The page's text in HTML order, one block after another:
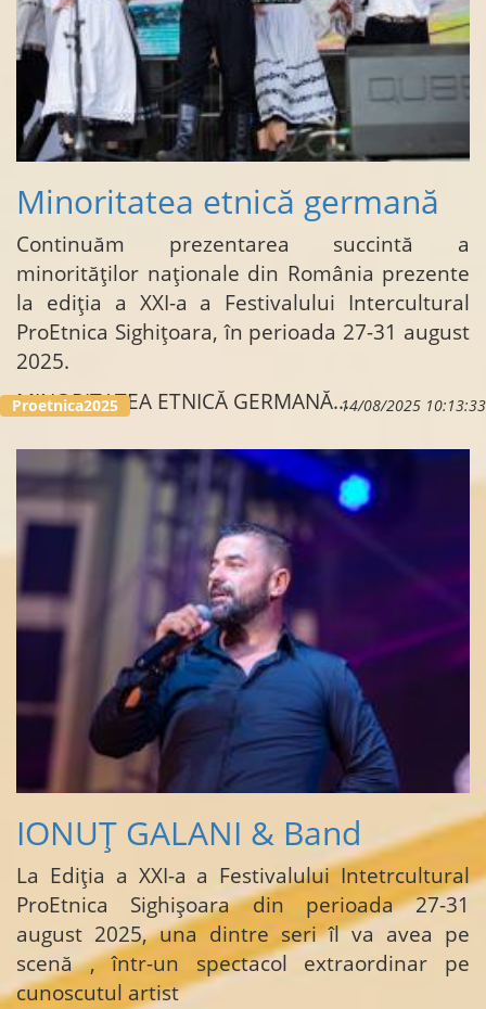
Minoritatea etnică germană
Continuăm prezentarea succintă a
minorităților naționale din România prezente
la ediția a XXI-a a Festivalului Intercultural
ProEtnica Sighițoara, în perioada 27-31 august
2025.
MINORITATEA ETNICĂ GERMANĂ...14/08/2025 10:13:33
Proetnica2025
IONUȚ GALANI & Band
La Ediția a XXI-a a Festivalului Intetrcultural
ProEtnica Sighișoara din perioada 27-31
august 2025, una dintre seri îl va avea pe
scenă , într-un spectacol extraordinar pe
cunoscutul artist